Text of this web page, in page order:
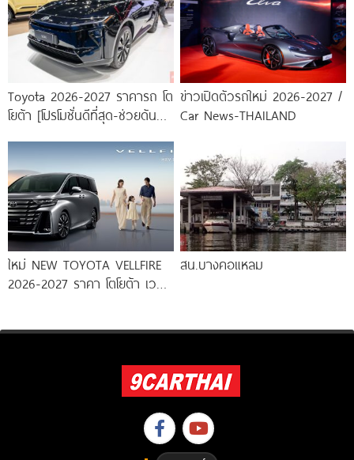
Toyota 2026-2027 ราคารถ โต
โยต้า [โปรโมชั่นดีที่สุด-ช่วยดันทุก
ข่าวเปิดตัวรถใหม่ 2026-2027 /
Car News-THAILAND
ใหม่ NEW TOYOTA VELLFIRE
2026-2027 ราคา โตโยต้า เวล
สน.บางคอแหลม